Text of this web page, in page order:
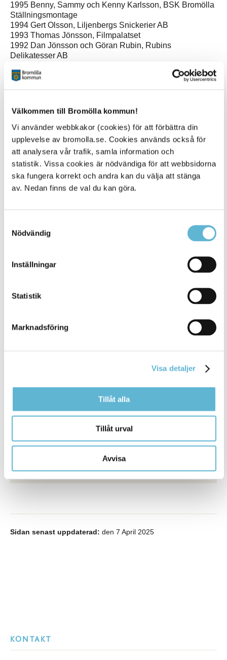
Välkommen till Bromölla kommun!
Vi använder webbkakor (cookies) för att förbättra din
upplevelse av bromolla.se. Cookies används också för
att analysera vår trafik, samla information och
statistik. Vissa cookies är nödvändiga för att webbsidorna
ska fungera korrekt och andra kan du välja att stänga
av. Nedan finns de val du kan göra.
Nödvändig
Inställningar
Statistik
Marknadsföring
Visa detaljer
Tillåt alla
Tillåt urval
Avvisa
1995 Benny, Sammy och Kenny Karlsson, BSK Bromölla
Ställningsmontage
1994 Gert Olsson, Liljenbergs Snickerier AB
1993 Thomas Jönsson, Filmpalatset
1992 Dan Jönsson och Göran Rubin, Rubins
Delikatesser AB
1990 Rolf och Bengt Persson, Radiohuset
1987 Kjell Ohlin, Bromölla Taktäckning HB
1986 Jörgen Sandberg HB, Sandbergs Smide & Mek.
verkstad
1985 Erik Bryhagen, Bromölla Tryck AB
Näringsliv Bromölla på Facebook
Kontakt
Näringslivsutvecklare
Sidan senast uppdaterad: den 7 April 2025
KONTAKT